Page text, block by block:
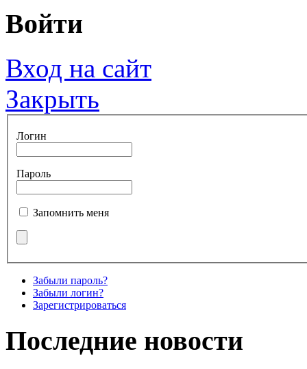
Войти
Вход на сайт
Закрыть
Логин
Пароль
Запомнить меня
Забыли пароль?
Забыли логин?
Зарегистрироваться
Последние новости